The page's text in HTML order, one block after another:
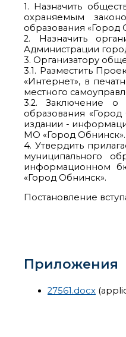
1. Назначить
охраняемым
образования «Город
2. Назначить
Администрации
3. Организатору
3.1. Разместить
«Интернет», в
местного
3.2. Заключение о
образования
издании -
МО «Город Обнинск».
4. Утвердить
муниципального
информационном
«Город Обнинск».
Постановление
Приложения
27561.docx